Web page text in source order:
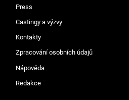
Press
Castingy a výzvy
Kontakty
Zpracování osobních údajů
Nápověda
Redakce